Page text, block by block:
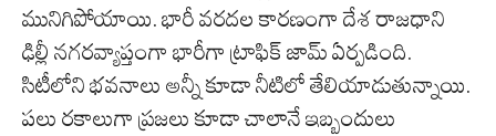
మునిగిపోయాయి. భారీ వరదల కారణంగా దేశ రాజధాని
ఢిల్లీ నగరవ్యాప్తంగా భారీగా ట్రాఫిక్ జామ్ ఏర్పడింది.
సిటీలోని భవనాలు అన్నీ కూడా నీటిలో తేలియాడుతున్నాయి.
పలు రకాలుగా ప్రజలు కూడా చాలానే ఇబ్బందులు